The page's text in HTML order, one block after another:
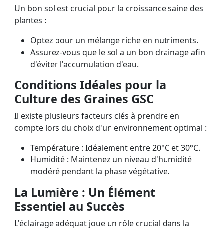
Un bon sol est crucial pour la croissance saine des
plantes :
Optez pour un mélange riche en nutriments.
Assurez-vous que le sol a un bon drainage afin
d'éviter l'accumulation d'eau.
Conditions Idéales pour la
Culture des Graines GSC
Il existe plusieurs facteurs clés à prendre en
compte lors du choix d'un environnement optimal :
Température : Idéalement entre 20°C et 30°C.
Humidité : Maintenez un niveau d'humidité
modéré pendant la phase végétative.
La Lumière : Un Élément
Essentiel au Succès
L'éclairage adéquat joue un rôle crucial dans la